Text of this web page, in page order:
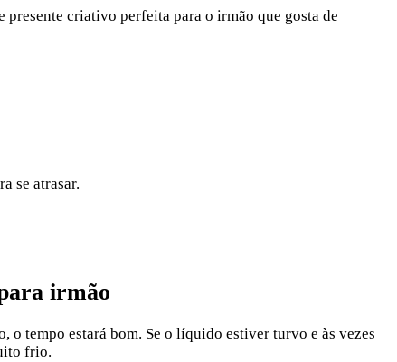
criativo perfeita para o irmão que gosta de
se atrasar.
irmão
tempo estará bom. Se o líquido estiver turvo e às vezes
frio.